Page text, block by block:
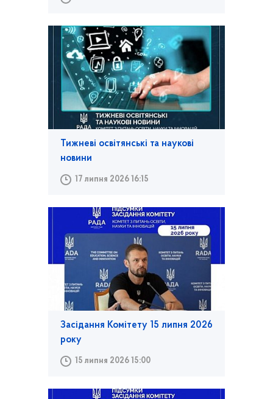
Тижневі освітянські та наукові
новини
17 липня 2026 16:15
Засідання Комітету 15 липня 2026
року
15 липня 2026 15:00